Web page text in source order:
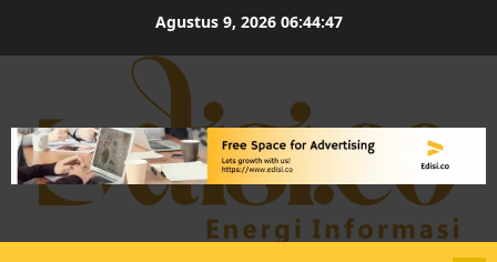
Agustus 9, 2026 06:44:47